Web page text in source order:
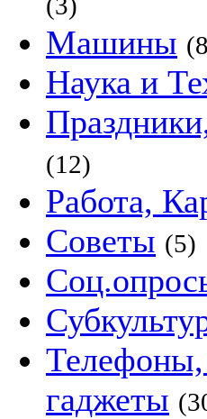
Машины
Наука и
(12)
Работа,
Советы (5)
гаджеты